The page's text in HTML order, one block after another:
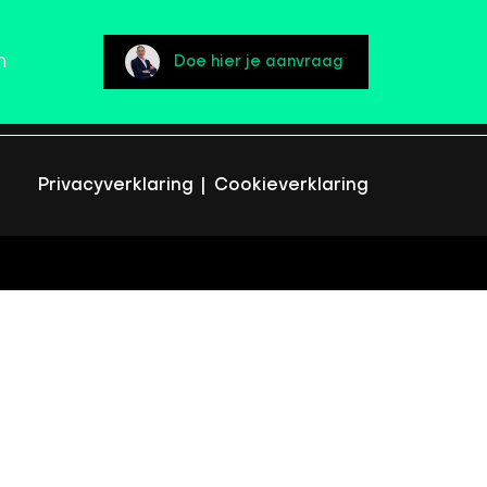
Doe hier je aanvraag
Privacyverklaring Cookieverklaring